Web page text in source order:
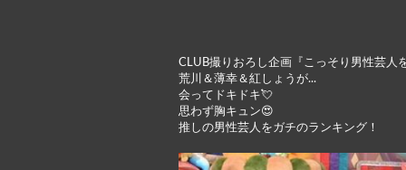
CLUB撮りおろし企画『こっそり男性芸人
荒川＆薄幸＆紅しょうが...
会ってドキドキ💘
思わず胸キュン😍
推しの男性芸人をガチのランキング！